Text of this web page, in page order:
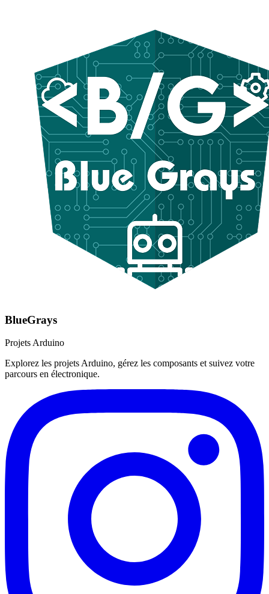
BlueGrays
Projets Arduino
Explorez les projets Arduino, gérez les composants et suivez votre
parcours en électronique.